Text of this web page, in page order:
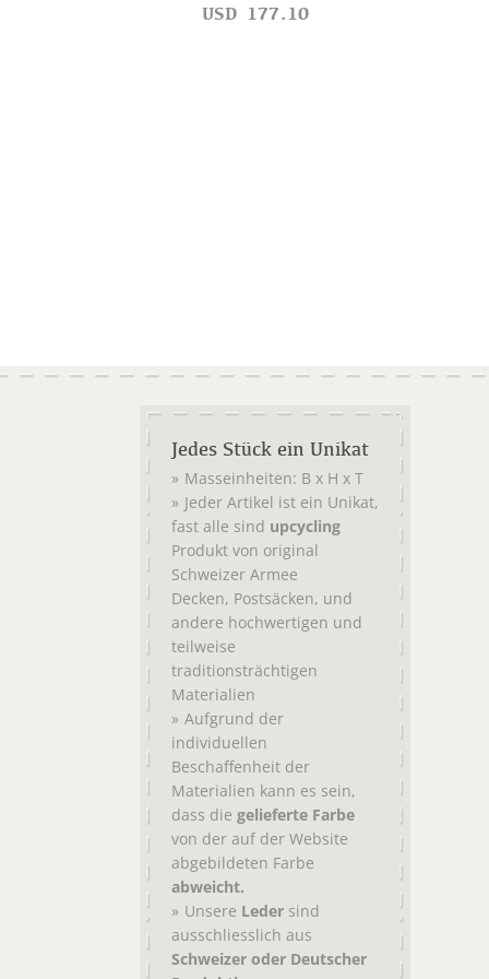
USD 177.10
Jedes Stück ein Unikat
Masseinheiten: B x H x T
Jeder Artikel ist ein Unikat,
fast alle sind upcycling
Produkt von original
Schweizer Armee
Decken, Postsäcken, und
andere hochwertigen und
teilweise
traditionsträchtigen
Materialien
Aufgrund der
individuellen
Beschaffenheit der
Materialien kann es sein,
dass die gelieferte Farbe
von der auf der Website
abgebildeten Farbe
abweicht.
Unsere Leder sind
ausschliesslich aus
Schweizer oder Deutscher